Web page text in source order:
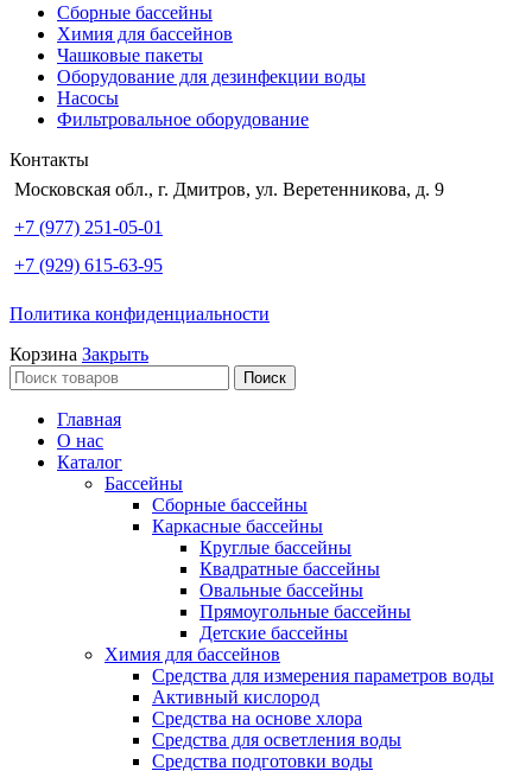
Сборные бассейны
Химия для бассейнов
Чашковые пакеты
Оборудование для дезинфекции воды
Насосы
Фильтровальное оборудование
Контакты
Московская обл., г. Дмитров, ул. Веретенникова, д. 9
+7 (977) 251-05-01
+7 (929) 615-63-95
Политика конфиденциальности
Корзина Закрыть
Поиск
Главная
О нас
Каталог
Бассейны
Сборные бассейны
Каркасные бассейны
Круглые бассейны
Квадратные бассейны
Овальные бассейны
Прямоугольные бассейны
Детские бассейны
Химия для бассейнов
Средства для измерения параметров воды
Активный кислород
Средства на основе хлора
Средства для осветления воды
Средства подготовки воды